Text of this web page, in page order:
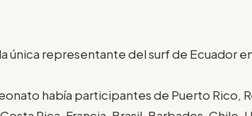
única representante del surf de Ecuador
había participantes de Puerto Rico,